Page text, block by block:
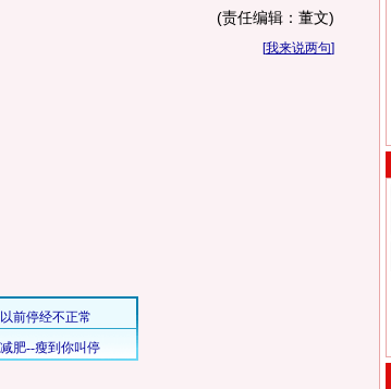
(责任编辑：董文)
[我来说两句]